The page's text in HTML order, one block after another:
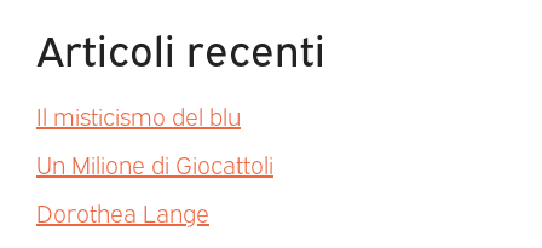
Articoli recenti
Il misticismo del blu
Un Milione di Giocattoli
Dorothea Lange